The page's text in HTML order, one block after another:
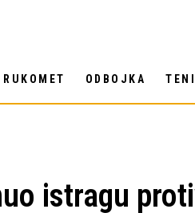
RUKOMET ODBOJKA
istragu